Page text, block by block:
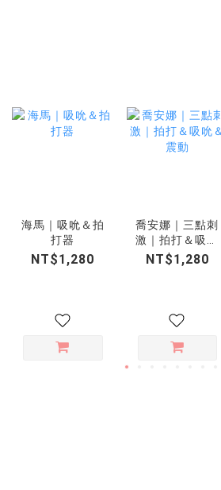
海馬｜吸吮＆拍
打器
NT$1,280
喬安娜｜三點刺
激｜拍打＆吸吮
＆震動
NT$1,280